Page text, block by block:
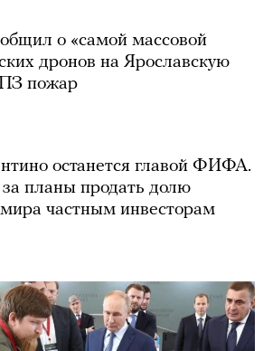
о «самой массовой
дронов на Ярославскую
пожар
останется главой ФИФА.
планы продать долю
частным инвесторам